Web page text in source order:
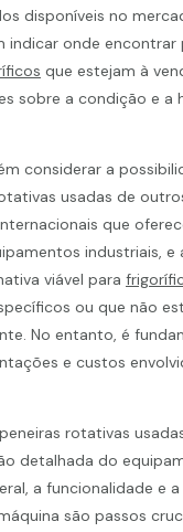
disponíveis no
indicar onde encontrar
que estejam à
sobre a condição e a
considerar a
usadas de
que
industriais,
viável para
ou que não
No entanto, é
e custos
rotativas
detalhada do
a funcionalidade e a
são passos